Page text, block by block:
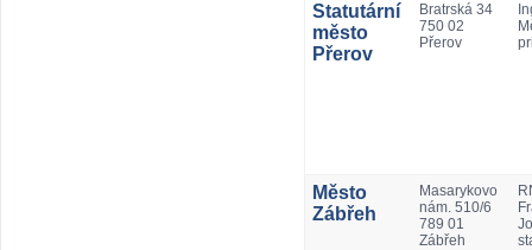
Statutární
město
Přerov
Bratrská 34
750 02
Přerov
Město
Zábřeh
Masarykovo
nám. 510/6
789 01
Zábřeh